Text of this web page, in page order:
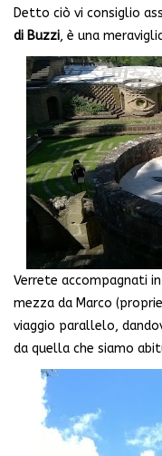
Detto ciò vi consiglio
di Buzzi, è una
Verrete accompagnati
mezza da Marco
viaggio parallelo,
da quella che siamo